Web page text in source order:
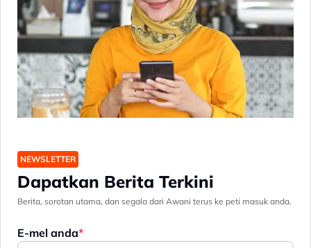
NEWSLETTER
Dapatkan Berita Terkini
Berita, sorotan utama, dan segala dari Awani terus ke peti masuk anda.
E-mel anda